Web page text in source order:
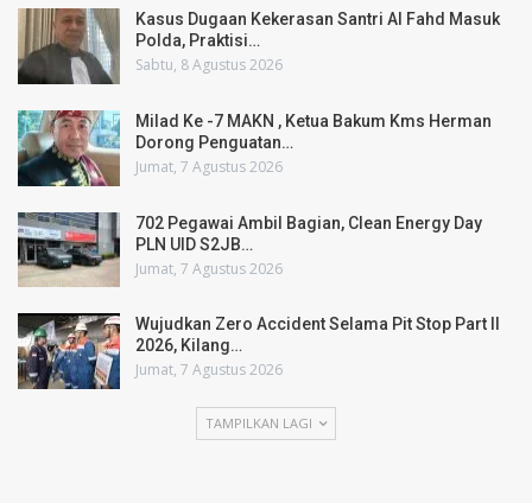
Kasus Dugaan Kekerasan Santri Al Fahd Masuk
Polda, Praktisi…
Sabtu, 8 Agustus 2026
Milad Ke -7 MAKN , Ketua Bakum Kms Herman
Dorong Penguatan…
Jumat, 7 Agustus 2026
702 Pegawai Ambil Bagian, Clean Energy Day
PLN UID S2JB…
Jumat, 7 Agustus 2026
Wujudkan Zero Accident Selama Pit Stop Part II
2026, Kilang…
Jumat, 7 Agustus 2026
TAMPILKAN LAGI